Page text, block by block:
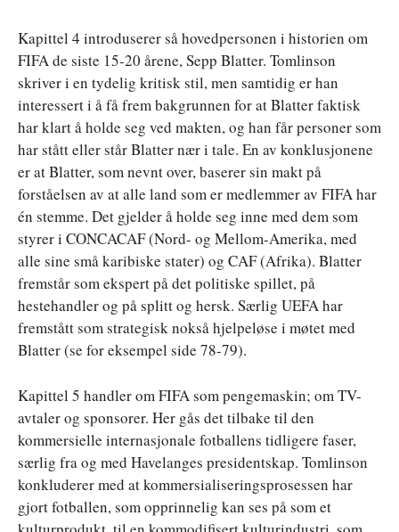
Kapittel 4 introduserer så hovedpersonen i historien om
FIFA de siste 15-20 årene, Sepp Blatter. Tomlinson
skriver i en tydelig kritisk stil, men samtidig er han
interessert i å få frem bakgrunnen for at Blatter faktisk
har klart å holde seg ved makten, og han får personer som
har stått eller står Blatter nær i tale. En av konklusjonene
er at Blatter, som nevnt over, baserer sin makt på
forståelsen av at alle land som er medlemmer av FIFA har
én stemme. Det gjelder å holde seg inne med dem som
styrer i CONCACAF (Nord- og Mellom-Amerika, med
alle sine små karibiske stater) og CAF (Afrika). Blatter
fremstår som ekspert på det politiske spillet, på
hestehandler og på splitt og hersk. Særlig UEFA har
fremstått som strategisk nokså hjelpeløse i møtet med
Blatter (se for eksempel side 78-79).
Kapittel 5 handler om FIFA som pengemaskin; om TV-
avtaler og sponsorer. Her gås det tilbake til den
kommersielle internasjonale fotballens tidligere faser,
særlig fra og med Havelanges presidentskap. Tomlinson
konkluderer med at kommersialiseringsprosessen har
gjort fotballen, som opprinnelig kan ses på som et